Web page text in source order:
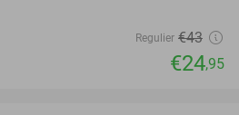
Regulier €43
€24,95